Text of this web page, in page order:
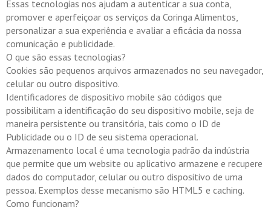
Essas tecnologias nos ajudam a autenticar a sua conta,
promover e aperfeiçoar os serviços da Coringa Alimentos,
personalizar a sua experiência e avaliar a eficácia da nossa
comunicação e publicidade.
O que são essas tecnologias?
Cookies são pequenos arquivos armazenados no seu navegador,
celular ou outro dispositivo.
Identificadores de dispositivo mobile são códigos que
possibilitam a identificação do seu dispositivo mobile, seja de
maneira persistente ou transitória, tais como o ID de
Publicidade ou o ID de seu sistema operacional.
Armazenamento local é uma tecnologia padrão da indústria
que permite que um website ou aplicativo armazene e recupere
dados do computador, celular ou outro dispositivo de uma
pessoa. Exemplos desse mecanismo são HTML5 e caching.
Como funcionam?